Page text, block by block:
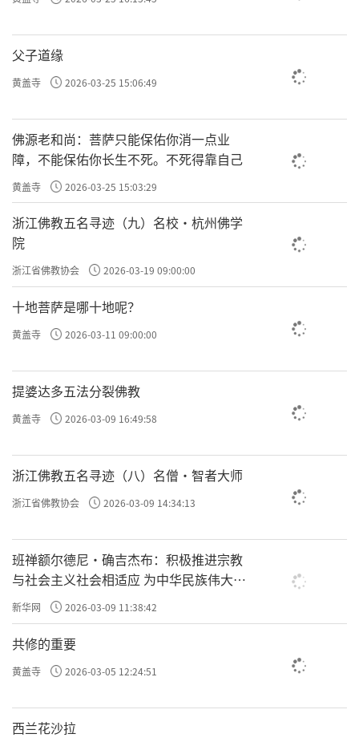
父子道缘
黄盖寺 2026-03-25 15:06:49
佛源老和尚：菩萨只能保佑你消一点业
障，不能保佑你长生不死。不死得靠自己
黄盖寺 2026-03-25 15:03:29
浙江佛教五名寻迹（九）名校·杭州佛学
院
浙江省佛教协会 2026-03-19 09:00:00
十地菩萨是哪十地呢？
黄盖寺 2026-03-11 09:00:00
提婆达多五法分裂佛教
黄盖寺 2026-03-09 16:49:58
浙江佛教五名寻迹（八）名僧·智者大师
浙江省佛教协会 2026-03-09 14:34:13
班禅额尔德尼·确吉杰布：积极推进宗教
与社会主义社会相适应 为中华民族伟大复
兴贡献力量
新华网 2026-03-09 11:38:42
共修的重要
黄盖寺 2026-03-05 12:24:51
西兰花沙拉